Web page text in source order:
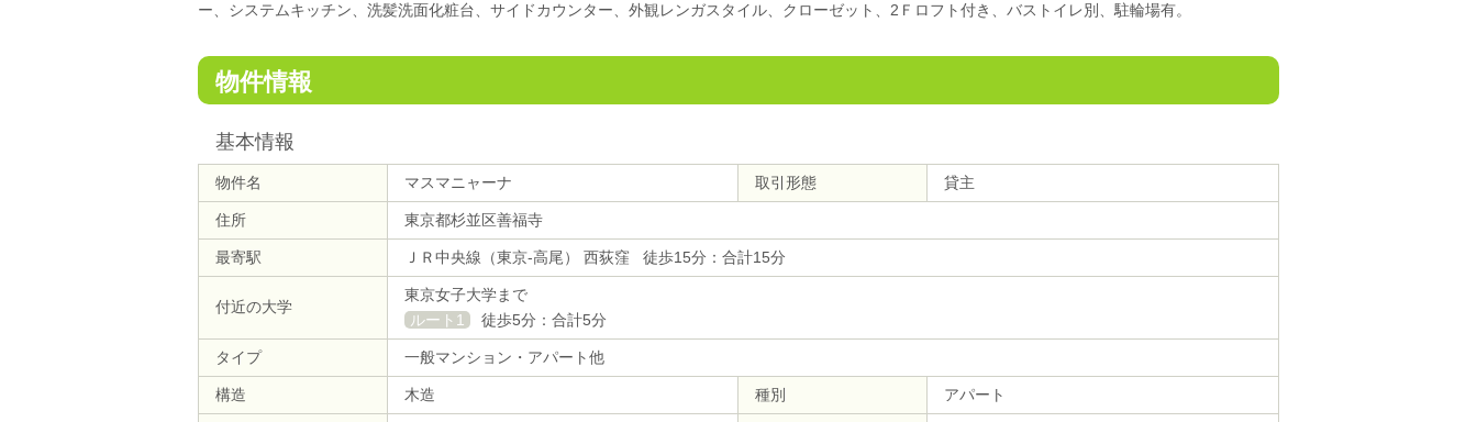
ー、システムキッチン、洗髪洗面化粧台、サイドカウンター、外観レンガスタイル、クローゼット、2Ｆロフト付き、バストイレ別、駐輪場有。
物件情報
基本情報
物件名 マスマニャーナ 取引形態 貸主
住所 東京都杉並区善福寺
最寄駅 ＪＲ中央線（東京-高尾） 西荻窪 徒歩15分：合計15分
付近の大学
東京女子大学まで
ルート1
徒歩5分：合計5分
タイプ 一般マンション・アパート他
構造 木造 種別 アパート